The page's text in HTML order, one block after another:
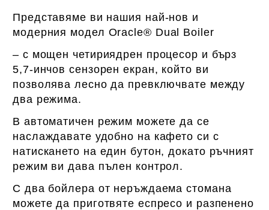
Представяме ви нашия най-нов и
модерния модел Oracle® Dual Boiler
– с мощен четириядрен процесор и бърз
5,7-инчов сензорен екран, който ви
позволява лесно да превключвате между
два режима.
В автоматичен режим можете да се
наслаждавате удобно на кафето си с
натискането на един бутон, докато ръчният
режим ви дава пълен контрол.
С два бойлера от неръждаема стомана
можете да приготвяте еспресо и разпенено